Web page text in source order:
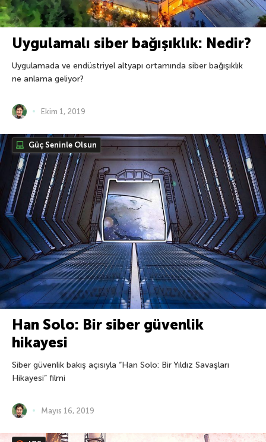
Uygulamalı siber bağışıklık: Nedir?
Uygulamada ve endüstriyel altyapı ortamında siber bağışıklık
ne anlama geliyor?
Ekim 1, 2019
Güç Seninle Olsun
Han Solo: Bir siber güvenlik
hikayesi
Siber güvenlik bakış açısıyla “Han Solo: Bir Yıldız Savaşları
Hikayesi” filmi
Mayıs 16, 2019